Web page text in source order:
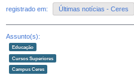
registrado em: Últimas notícias - Ceres
Assunto(s):
Educação
Cursos Superiores
Campus Ceres